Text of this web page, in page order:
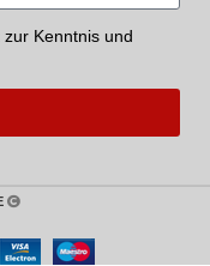
zur Kenntnis und